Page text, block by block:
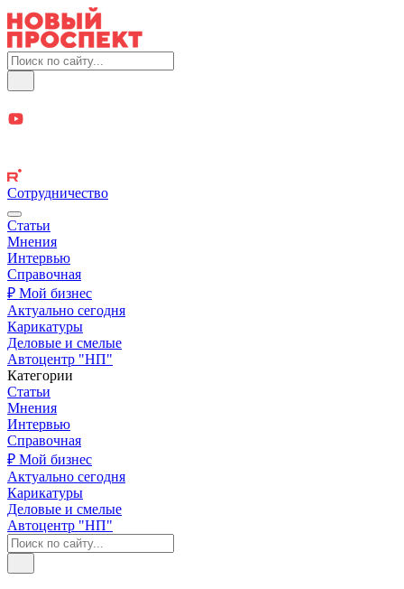
Сотрудничество
Статьи
Мнения
Интервью
Справочная
₽ Мой бизнес
Актуально сегодня
Карикатуры
Деловые и смелые
Автоцентр "НП"
Категории
Статьи
Мнения
Интервью
Справочная
₽ Мой бизнес
Актуально сегодня
Карикатуры
Деловые и смелые
Автоцентр "НП"